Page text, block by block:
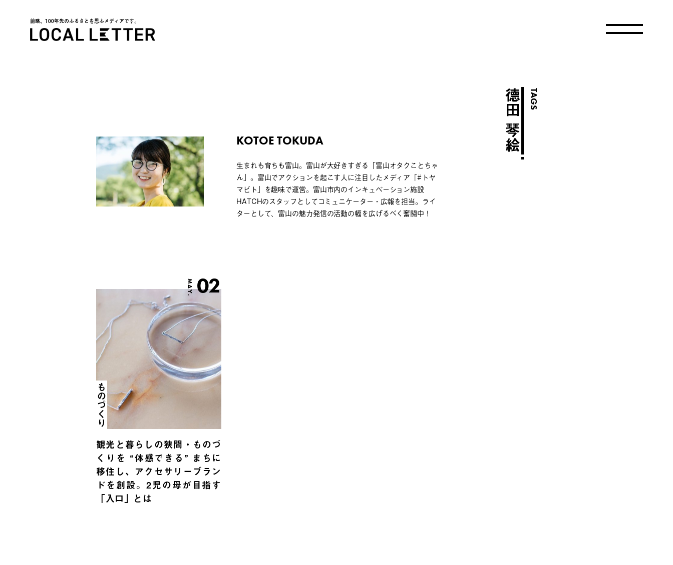
前略、100年先のふるさとを思ふメディアです。
TAGS
德田 琴絵
KOTOE TOKUDA
生まれも育ちも富山。富山が大好きすぎる「富山オタクことちゃ
ん」。富山でアクションを起こす人に注目したメディア「#トヤ
マビト」を趣味で運営。富山市内のインキュベーション施設
HATCHのスタッフとしてコミュニケーター・広報を担当。ライ
ターとして、富山の魅力発信の活動の幅を広げるべく奮闘中！
MAY.02
ものづくり
観光と暮らしの狭間・ものづ
くりを “体感できる” まちに
移住し、アクセサリーブラン
ドを創設。2児の母が目指す
「入口」とは